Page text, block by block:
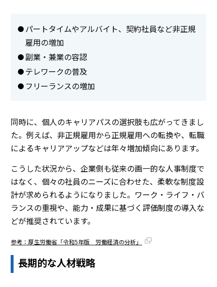
パートタイムやアルバイト、契約社員など非正規
雇用の増加
副業・兼業の容認
テレワークの普及
フリーランスの増加
同時に、個人のキャリアパスの選択肢も広がってきまし
た。例えば、非正規雇用から正規雇用への転換や、転職
によるキャリアアップなどは年々増加傾向にあります。
こうした状況から、企業側も従来の画一的な人事制度で
はなく、個々の社員のニーズに合わせた、柔軟な制度設
計が求められるようになりました。ワーク・ライフ・バ
ランスの重視や、能力・成果に基づく評価制度の導入な
どが推奨されています。
参考：厚生労働省「令和5年版 労働経済の分析」
長期的な人材戦略